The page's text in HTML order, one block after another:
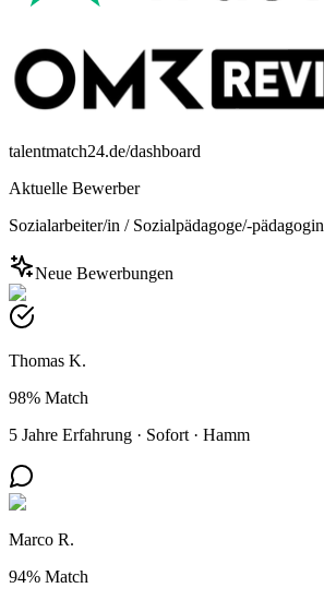
talentmatch24.de/dashboard
Aktuelle Bewerber
Sozialarbeiter/in / Sozialpädagoge/-pädagogin
Neue Bewerbungen
Thomas K.
98% Match
5 Jahre Erfahrung · Sofort · Hamm
Marco R.
94% Match